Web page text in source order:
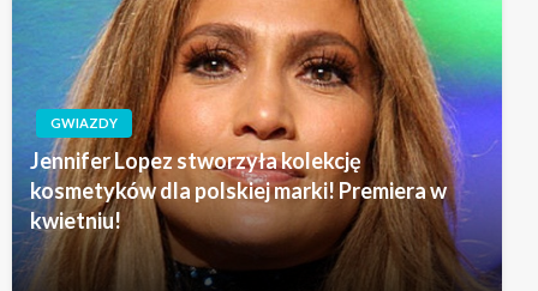
GWIAZDY
Jennifer Lopez stworzyła kolekcję
kosmetyków dla polskiej marki! Premiera w
kwietniu!